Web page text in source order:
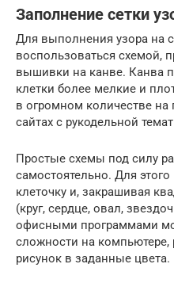
Заполнение сетки
Для выполнения узора на
воспользоваться схемой,
вышивки на канве. Канва
клетки более мелкие и
в огромном количестве на
сайтах с рукодельной
Простые схемы под силу
самостоятельно. Для
клеточку и, закрашивая
(круг, сердце, овал,
офисными программами
сложности на компьютере,
рисунок в заданные цвета.